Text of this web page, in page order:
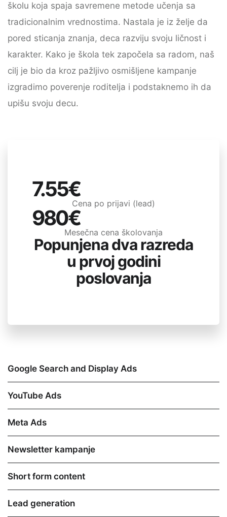
školu koja spaja savremene metode učenja sa
tradicionalnim vrednostima. Nastala je iz želje da
pored sticanja znanja, deca razviju svoju ličnost i
karakter. Kako je škola tek započela sa radom, naš
cilj je bio da kroz pažljivo osmišljene kampanje
izgradimo poverenje roditelja i podstaknemo ih da
upišu svoju decu.
7.55€
Cena po prijavi (lead)
980€
Mesečna cena školovanja
Popunjena dva razreda
u prvoj godini
poslovanja
Google Search and Display Ads
YouTube Ads
Meta Ads
Newsletter kampanje
Short form content
Lead generation